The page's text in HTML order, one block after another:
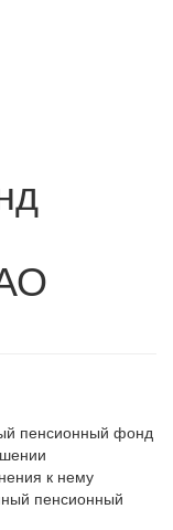
пенсионный фонд
к нему
пенсионный